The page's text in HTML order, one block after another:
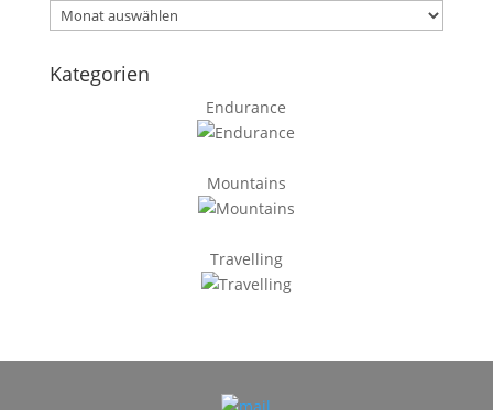
Archiv
Kategorien
Endurance
Mountains
Travelling